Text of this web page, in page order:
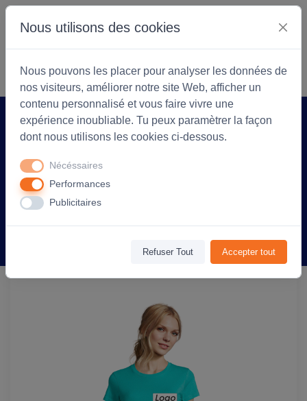
S'identifier Commencer
Accueil Coopérarock Produit
190g Imperial - personnalisé cœur et
dos - Bleu Caraïbes
Nous utilisons des cookies
Nous pouvons les placer pour analyser les données de
nos visiteurs, améliorer notre site Web, afficher un
contenu personnalisé et vous faire vivre une
expérience inoubliable. Tu peux paramètrer la façon
dont nous utilisons les cookies ci-dessous.
Nécéssaires
Performances
Publicitaires
Refuser Tout Accepter tout